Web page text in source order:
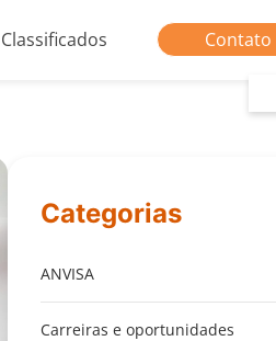
Classificados Contato
Categorias
ANVISA
Carreiras e oportunidades